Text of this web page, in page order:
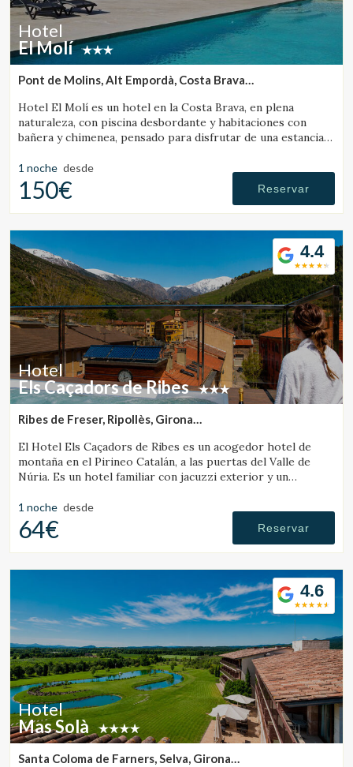
Hotel
El Molí
Pont de Molins, Alt Empordà, Costa Brava
Hotel El Molí es un hotel en la Costa Brava, en plena
naturaleza, con piscina desbordante y habitaciones con
bañera y chimenea, pensado para disfrutar de una estancia
1 noche desde
150€ Reservar
4.4
Hotel
Els Caçadors de Ribes
Ribes de Freser, Ripollès, Girona
El Hotel Els Caçadors de Ribes es un acogedor hotel de
montaña en el Pirineo Catalán, a las puertas del Valle de
Núria. Es un hotel familiar con jacuzzi exterior y un
1 noche desde
64€ Reservar
4.6
Hotel
Mas Solà
Santa Coloma de Farners, Selva, Girona